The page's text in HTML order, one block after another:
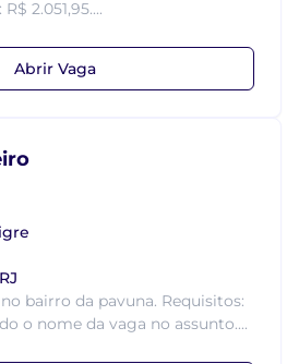
2.051,95....
Abrir Vaga
bairro da pavuna. Requisitos:
o nome da vaga no assunto....